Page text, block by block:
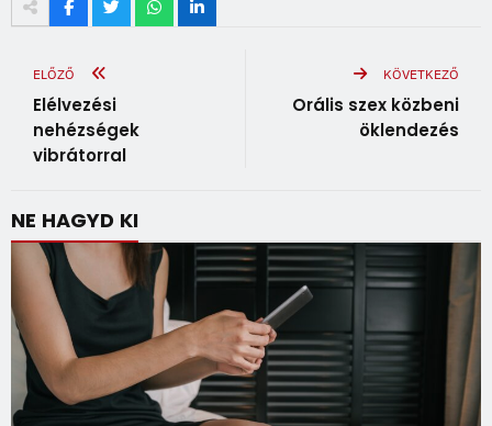
ELŐZŐ
Elélvezési
nehézségek
vibrátorral
KÖVETKEZŐ
Orális szex közbeni
öklendezés
NE HAGYD KI